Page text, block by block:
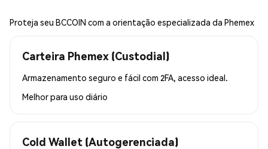
Proteja seu BCCOIN com a orientação especializada da Phemex
Carteira Phemex (Custodial)
Armazenamento seguro e fácil com 2FA, acesso ideal.
Melhor para uso diário
Cold Wallet (Autogerenciada)